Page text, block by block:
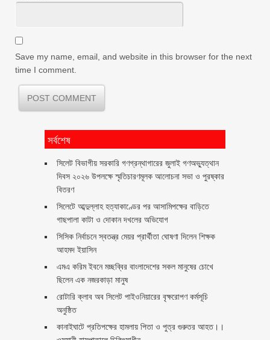
Save my name, email, and website in this browser for the next
time I comment.
সর্বশেষ
সিলেট বিভাগীয় সরকারি গণগ্রন্থাগারের জুলাই গণঅভ্যুত্থান
দিবস ২০২৬ উপলক্ষে স্মৃতিচারণমূলক আলোচনা সভা ও পুরষ্কার
বিতরণ ‎ ‎
সিলেটে আব্দুল্লাহ হত্যাকাণ্ডের পর আসামিপক্ষের বাড়িতে
গাছপালা কাটা ও দোকান দখলের অভিযোগ
সিসিক নির্বাচনে স্বতন্ত্র মেয়র প্রার্থীতা ঘোষণা দিলেন শিক্ষক
আহমদ ইয়াসিন
এমএ করিম ইবনে মচ্ছব্বির বাংলাদেশের সকল মানুষের চোখে
ছিলেন এক নজরকাড়া মানুষ ‎
রোটারি ক্লাব অব সিলেট পাইওনিয়ারের বৃক্ষরোপণ কর্মসূচি
অনুষ্ঠিত
কানাইঘাটে প্রতিপক্ষের হামলায় পিতা ও পুত্র গুরুতর আহত।।